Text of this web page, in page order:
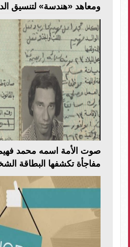
ومعاهد «هندسة» لتنسيق
صوت الأمة اسمه محمد
مفاجأة تكشفها البطاقة